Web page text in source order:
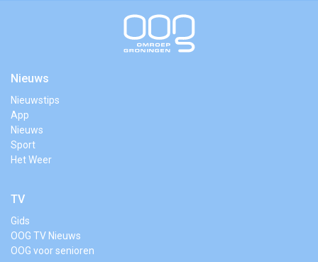
Nieuws
Nieuwstips
App
Nieuws
Sport
Het Weer
TV
Gids
OOG TV Nieuws
OOG voor senioren